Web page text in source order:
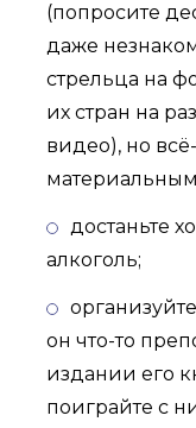
(попросите
даже
стрельца на
их стран на
видео), но
достаньте
алкоголь;
он что-то
издании его
поиграйте с